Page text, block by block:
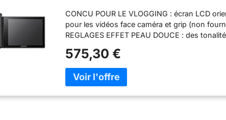
CONCU POUR LE VLOGGING : écran LCD
pour les vidéos face caméra et grip (non
REGLAGES EFFET PEAU DOUCE : des
directionnel 3-capsules intégré et pare-vent
traitement d'image BIONZ X
575,30 €